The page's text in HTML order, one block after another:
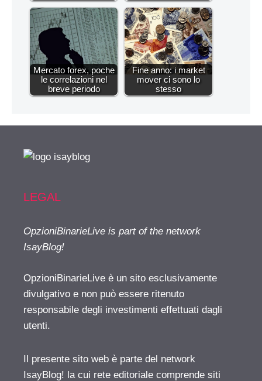
Mercato forex, poche
le correlazioni nel
breve periodo
Fine anno: i market
mover ci sono lo
stesso
LEGAL
OpzioniBinarieLive is part of the network
IsayBlog!
OpzioniBinarieLive è un sito esclusivamente
divulgativo e non può essere ritenuto
responsabile degli investimenti effettuati dagli
utenti.
Il presente sito web è parte del network
IsayBlog! la cui rete editoriale comprende siti